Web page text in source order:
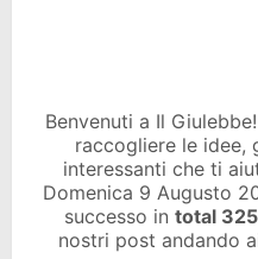
Benvenuti a Il
raccogliere le
interessanti che ti
Domenica 9 Augusto
successo in total
nostri post andando